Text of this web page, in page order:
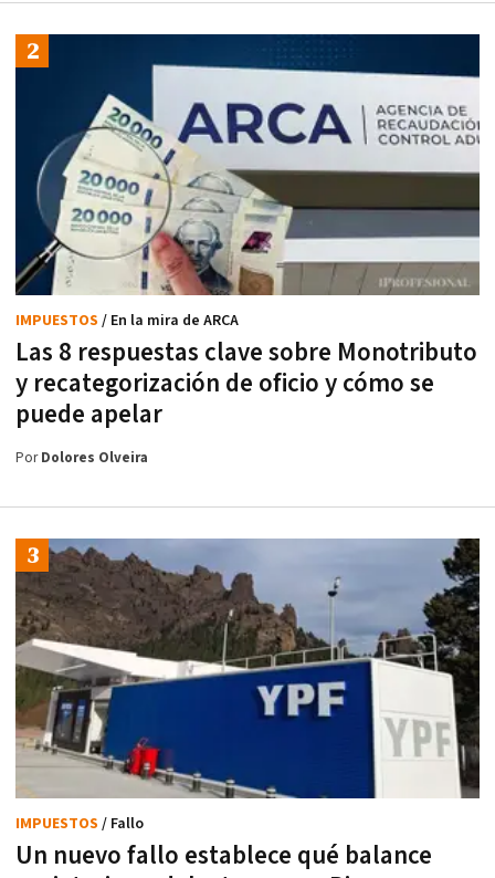
Las 8 respuestas clave sobre Monotributo
y recategorización de oficio y cómo se
puede apelar
IMPUESTOS / En la mira de ARCA
PorDolores Olveira
Un nuevo fallo establece qué balance
IMPUESTOS / Fallo